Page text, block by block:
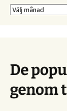
Arkiv
De
genom